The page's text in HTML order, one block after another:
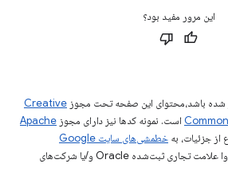
این مرور مفید بود؟
شده باشد،‌محتوای این صفحه تحت مجوز Creative
است. نمونه کدها نیز دارای مجوز Apache
جزئیات، به
خطمشی‌های سایت Google
مراجعه کنید. جاوا علامت تجاری ثبت‌شده Oracle و/یا شرکت‌های